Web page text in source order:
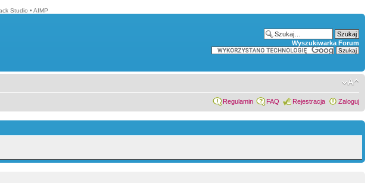
Studio • AIMP
Wyszukiwarka Forum
Regulamin FAQ Rejestracja Zaloguj